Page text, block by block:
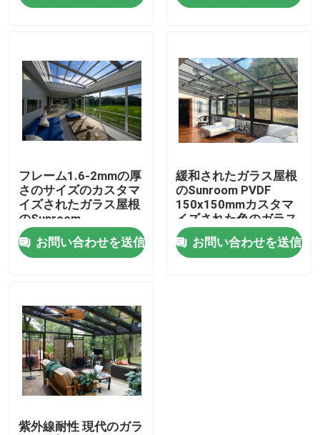
プロダクト
私達について
品質管理
私達に連絡しなさい
引用を要求しなさい
アルミニウム テラスのパーゴラ
アルミニウム ルーバー付きのパーゴラ
フレーム1.6-2mmの厚
さのサイズのカスタマ
イズされたガラス屋根
のSunroom
お問い合わせを送信
緩和されたガラス屋根
のSunroom PVDF
150x150mmカスタマ
イズされた色のガラス
覆われたSunroom
お問い合わせを送信
紫外線耐性 現代のガラ